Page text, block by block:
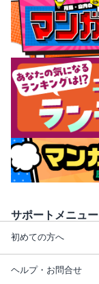
サポートメニュー
初めての方へ
ヘルプ・お問合せ